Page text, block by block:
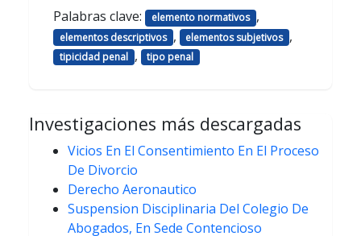
Palabras clave: elemento normativos ,
elementos descriptivos , elementos subjetivos ,
tipicidad penal , tipo penal
Investigaciones más descargadas
Vicios En El Consentimiento En El Proceso
De Divorcio
Derecho Aeronautico
Suspension Disciplinaria Del Colegio De
Abogados, En Sede Contencioso